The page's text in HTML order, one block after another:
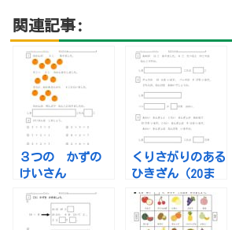
関連記事:
３つの かずの
けいさん
くりさがりのある
ひきざん（20ま
でのひきざん）
の ぶんしょうだ
い